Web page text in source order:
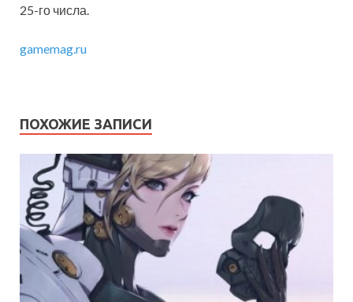
25-го числа.
gamemag.ru
ПОХОЖИЕ ЗАПИСИ